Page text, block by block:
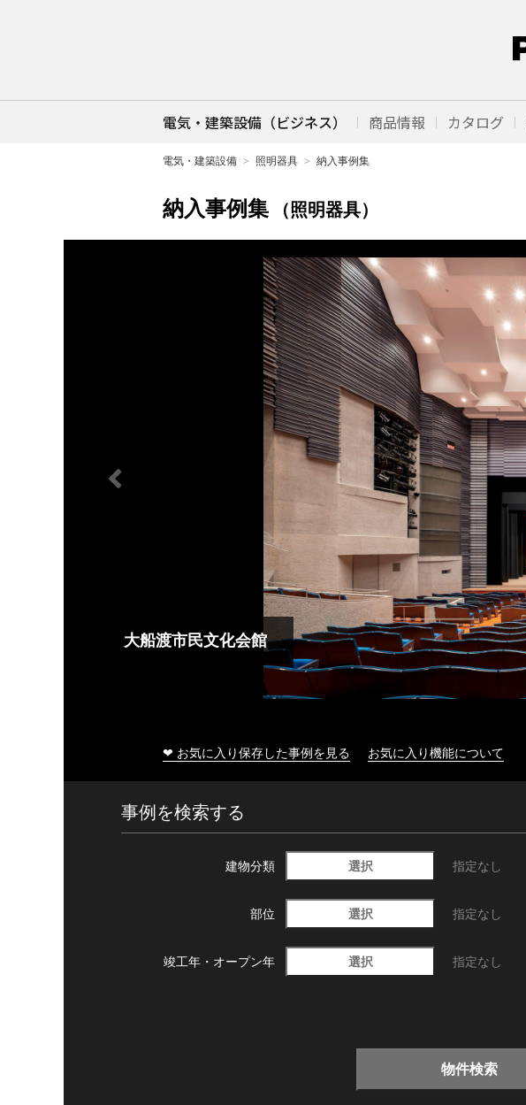
電気・建築設備（ビジネス） 商品情報 カタログ
電気・建築設備 照明器具 納入事例集
納入事例集 （照明器具）
大船渡市民文化会館
❤ お気に入り保存した事例を見る お気に入り機能について
事例を検索する
建物分類 選択 指定なし
部位 選択 指定なし
竣工年・ オープン年 選択 指定なし
物件検索